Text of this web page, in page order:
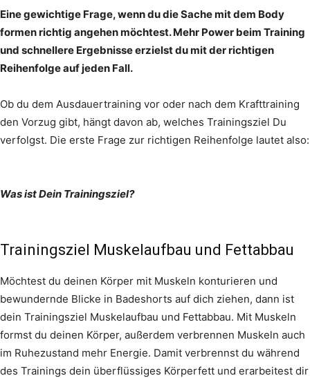
Eine gewichtige Frage, wenn du die Sache mit dem Body
formen richtig angehen möchtest. Mehr Power beim Training
und schnellere Ergebnisse erzielst du mit der richtigen
Reihenfolge auf jeden Fall.
Ob du dem Ausdauertraining vor oder nach dem Krafttraining
den Vorzug gibt, hängt davon ab, welches Trainingsziel Du
verfolgst. Die erste Frage zur richtigen Reihenfolge lautet also:
Was ist Dein Trainingsziel?
Trainingsziel Muskelaufbau und Fettabbau
Möchtest du deinen Körper mit Muskeln konturieren und
bewundernde Blicke in Badeshorts auf dich ziehen, dann ist
dein Trainingsziel Muskelaufbau und Fettabbau. Mit Muskeln
formst du deinen Körper, außerdem verbrennen Muskeln auch
im Ruhezustand mehr Energie. Damit verbrennst du während
des Trainings dein überflüssiges Körperfett und erarbeitest dir